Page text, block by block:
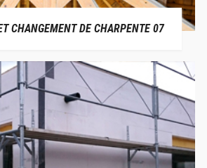
CHANGEMENT DE CHARPENTE 07